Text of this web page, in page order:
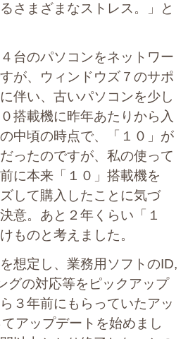
さまざまなストレス。」と
台のパソコンをネットワー
が、ウィンドウズ７のサポ
伴い、古いパソコンを少し
搭載機に昨年あたりから入
中頃の時点で、「１０」が
ったのですが、私の使って
に本来「１０」搭載機を
して購入したことに気づ
意。あと２年くらい「１
ものと考えました。
想定し、業務用ソフトのID,
グの対応等をピックアップ
３年前にもらっていたアッ
アップデートを始めまし
お問い合わせ
プライバシーポリシー
06-6889-6018
営業時間: 9：00～18：009：00～18：00